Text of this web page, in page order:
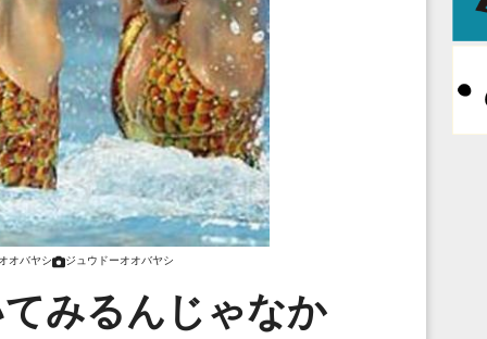
オバヤシ ジュウドーオオバヤシ
みるんじゃなか